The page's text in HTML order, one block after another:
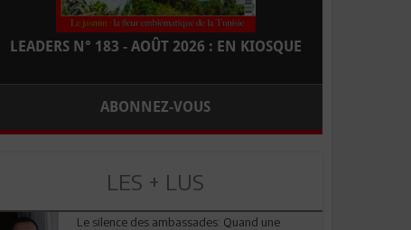
LEADERS N° 183 - AOÛT 2026 : EN KIOSQUE
ABONNEZ-VOUS
LES + LUS
Le silence des ambassades: Quand une